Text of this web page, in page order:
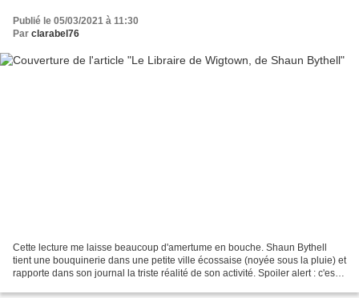
Publié le 05/03/2021 à 11:30
Par clarabel76
Cette lecture me laisse beaucoup d'amertume en bouche. Shaun Bythell
tient une bouquinerie dans une petite ville écossaise (noyée sous la pluie) et
rapporte dans son journal la triste réalité de son activité. Spoiler alert : c'est